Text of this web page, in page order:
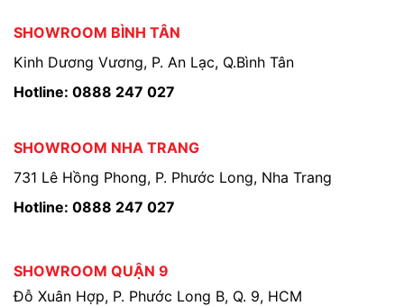
SHOWROOM BÌNH TÂN
Kinh Dương Vương, P. An Lạc, Q.Bình Tân
Hotline: 0888 247 027
SHOWROOM NHA TRANG
731 Lê Hồng Phong, P. Phước Long, Nha Trang
Hotline: 0888 247 027
SHOWROOM QUẬN 9
Đỗ Xuân Hợp, P. Phước Long B, Q. 9, HCM